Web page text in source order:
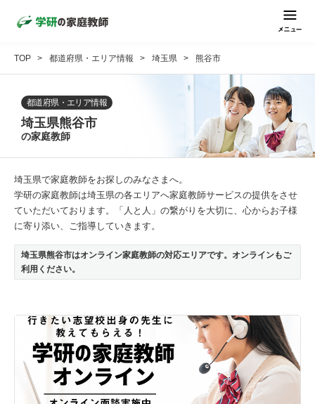
TOP 都道府県・エリア情報 埼玉県 熊谷市
都道府県・エリア情報
埼玉県熊谷市
の家庭教師
埼玉県で家庭教師をお探しのみなさまへ。
学研の家庭教師は埼玉県の各エリアへ家庭教師サービスの提供をさせ
ていただいております。「人と人」の繋がりを大切に、心からお子様
に寄り添い、ご指導していきます。
埼玉県熊谷市はオンライン家庭教師の対応エリアです。オンラインもご
利用ください。